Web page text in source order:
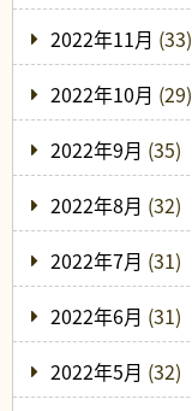
2022年11月 (33)
2022年10月 (29)
2022年9月 (35)
2022年8月 (32)
2022年7月 (31)
2022年6月 (31)
2022年5月 (32)